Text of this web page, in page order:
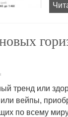
тренд или
вейпы,
по всему